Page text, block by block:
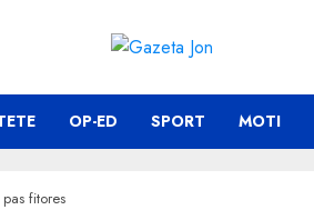
OP-ED SPORT MOTI
fitores